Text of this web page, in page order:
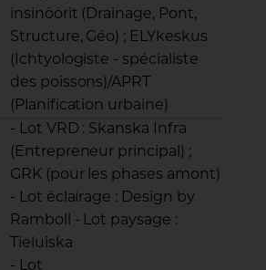
insinöörit (Drainage, Pont,
Structure, Géo) ; ELYkeskus
(Ichtyologiste - spécialiste
des poissons)/APRT
(Planification urbaine)
- Lot VRD : Skanska Infra
(Entrepreneur principal) ;
GRK (pour les phases amont)
- Lot éclairage : Design by
Ramboll - Lot paysage :
Tieluiska
- Lot